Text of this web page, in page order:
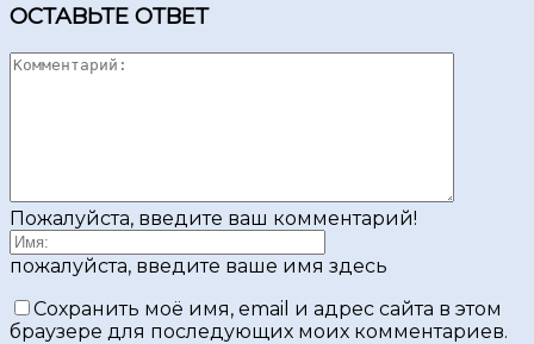
ОСТАВЬТЕ ОТВЕТ
Пожалуйста, введите ваш комментарий!
пожалуйста, введите ваше имя здесь
Сохранить моё имя, email и адрес сайта в этом
браузере для последующих моих комментариев.